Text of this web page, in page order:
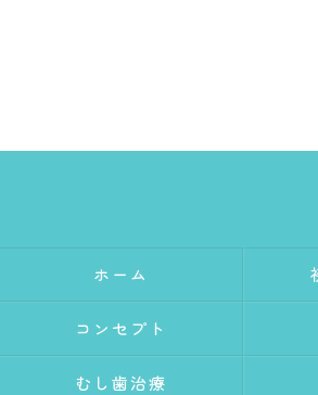
ホーム
コンセプト
むし歯治療